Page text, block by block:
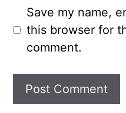
Save my name,
this browser for
comment.